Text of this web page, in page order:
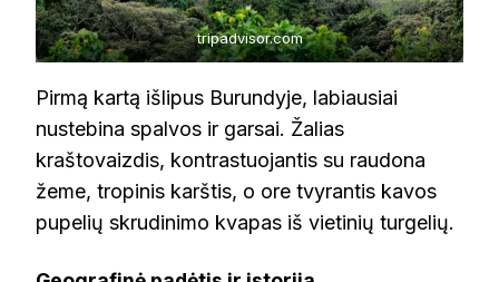
tripadvisor.com
Pirmą kartą išlipus Burundyje, labiausiai
nustebina spalvos ir garsai. Žalias
kraštovaizdis, kontrastuojantis su raudona
žeme, tropinis karštis, o ore tvyrantis kavos
pupelių skrudinimo kvapas iš vietinių turgelių.